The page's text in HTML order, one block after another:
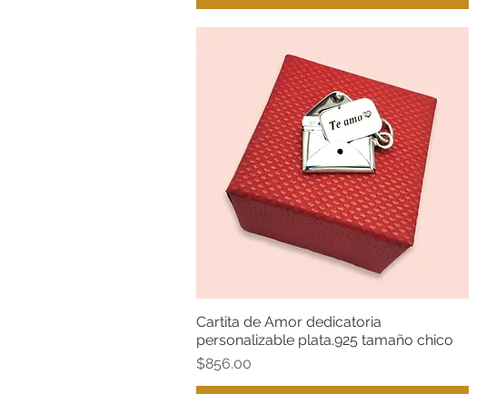
Vista rápida
Cartita de Amor dedicatoria
personalizable plata.925 tamaño chico
Precio
$856.00